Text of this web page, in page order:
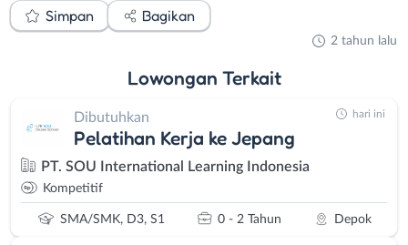
Simpan Bagikan
2 tahun lalu
Lowongan Terkait
Dibutuhkan
Pelatihan Kerja ke Jepang
PT. SOU International Learning Indonesia
Kompetitif
SMA/SMK, D3, S1 0 - 2 Tahun Depok
hari ini